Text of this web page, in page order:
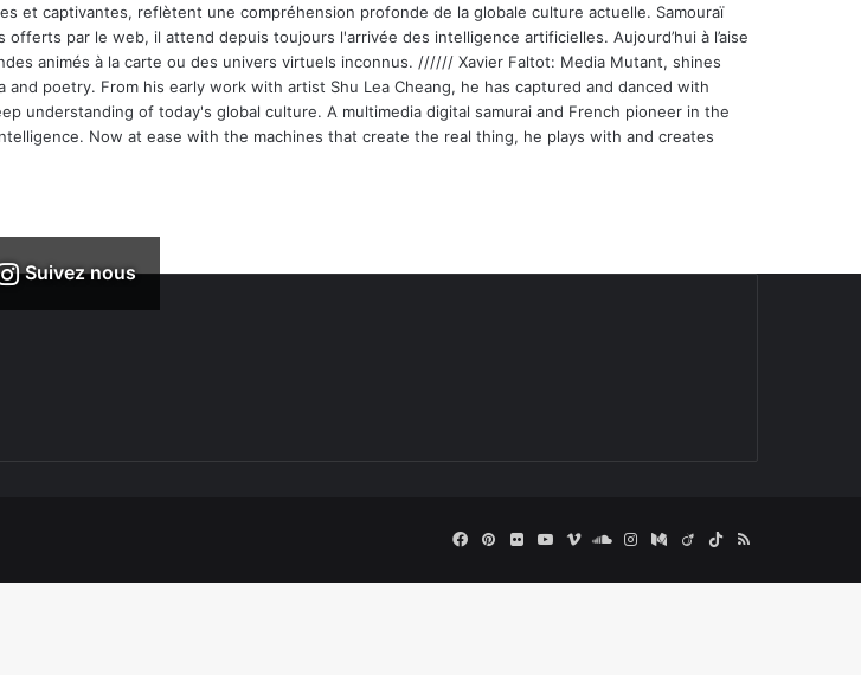
et captivantes, reflètent une compréhension profonde de la globale culture actuelle. Samouraï
par le web, il attend depuis toujours l'arrivée des intelligence artificielles. Aujourd’hui à l’aise
animés à la carte ou des univers virtuels inconnus. ////// Xavier Faltot: Media Mutant, shines
poetry. From his early work with artist Shu Lea Cheang, he has captured and danced with
understanding of today's global culture. A multimedia digital samurai and French pioneer in the
Now at ease with the machines that create the real thing, he plays with and creates
Suivez nous
Facebook
Pinterest
FlickrYouTube
VimeoSoundCloud
Instagram
Medium
ViadeoTikTok